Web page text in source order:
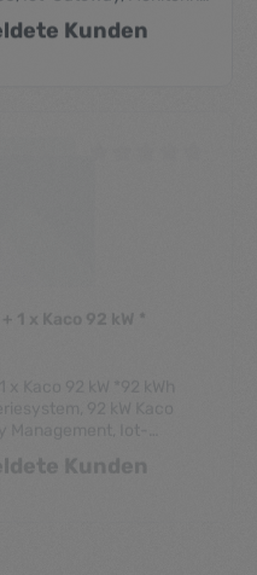
Kunden
x Kaco 92 kW *92 kWh
92 kW Kaco
Management, Iot-